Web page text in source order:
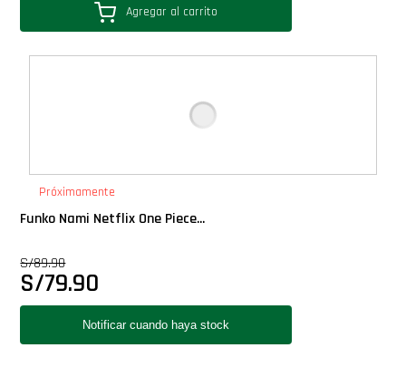
Agregar al carrito
Próximamente
Funko Nami Netflix One Piece...
S/89.90
S/79.90